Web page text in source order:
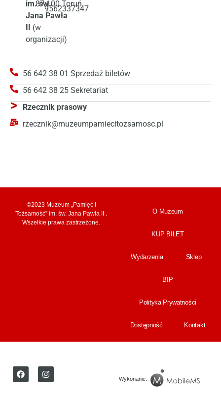
im. św.
Jana Pawła
II (w
organizacji)
87-100 Toruń
9562337347
56 642 38 01 Sprzedaż biletów
56 642 38 25 Sekretariat
Rzecznik prasowy
rzecznik@muzeumpamiecitozsamosc.pl
©2023 Muzeum „Pamięć i
Tożsamość” im. św. Jana Pawła II .
Wszelkie prawa zastrzeżone.
O Muzeum
KUP BILET
Wydarzenia Sklep
BIP
Polityka Prywatności
Dostępność Kontakt
Wykonanie: